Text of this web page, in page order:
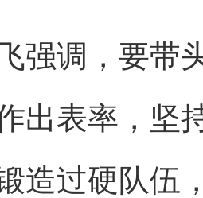
调，要带头
出表率，坚
造过硬队伍